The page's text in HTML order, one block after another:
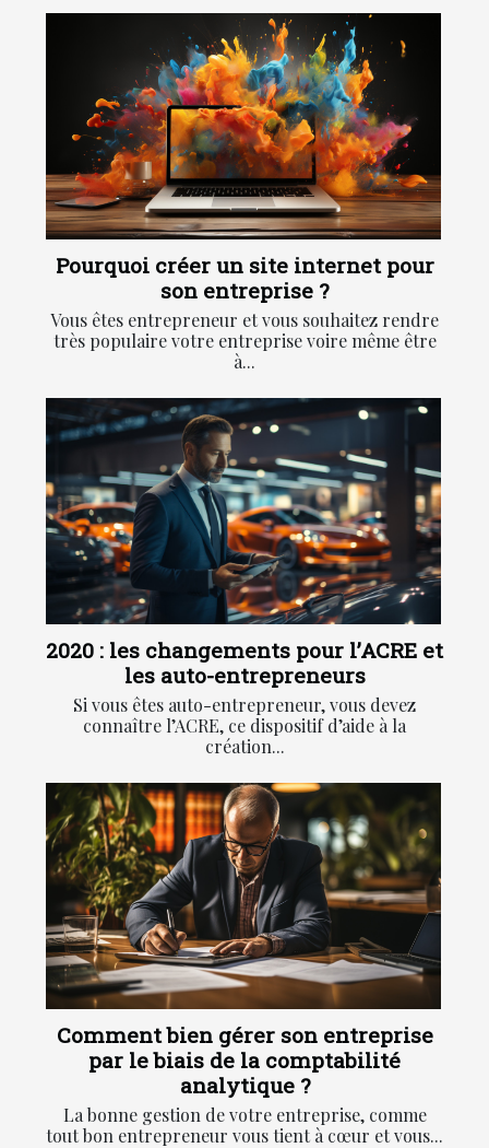
Pourquoi créer un site internet pour
son entreprise ?
Vous êtes entrepreneur et vous souhaitez rendre
très populaire votre entreprise voire même être
à...
2020 : les changements pour l’ACRE et
les auto-entrepreneurs
Si vous êtes auto-entrepreneur, vous devez
connaître l’ACRE, ce dispositif d’aide à la
création...
Comment bien gérer son entreprise
par le biais de la comptabilité
analytique ?
La bonne gestion de votre entreprise, comme
tout bon entrepreneur vous tient à cœur et vous...